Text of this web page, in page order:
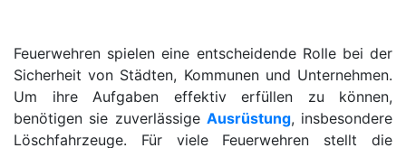
Feuerwehren spielen eine entscheidende Rolle bei der
Sicherheit von Städten, Kommunen und Unternehmen.
Um ihre Aufgaben effektiv erfüllen zu können,
benötigen sie zuverlässige Ausrüstung, insbesondere
Löschfahrzeuge. Für viele Feuerwehren stellt die